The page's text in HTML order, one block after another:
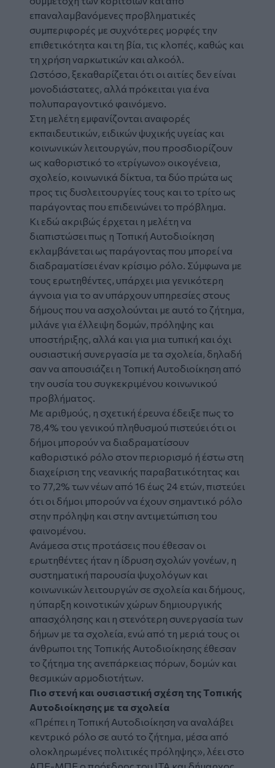
επαναλαμβανόμενες προβληματικές
συμπεριφορές με συχνότερες μορφές την
επιθετικότητα και τη βία, τις κλοπές, καθώς και
τη χρήση ναρκωτικών και αλκοόλ.
Ωστόσο, ξεκαθαρίζεται ότι οι αιτίες δεν είναι
μονοδιάστατες, αλλά πρόκειται για ένα
πολυπαραγοντικό φαινόμενο.
Στη μελέτη εμφανίζονται αναφορές
εκπαιδευτικών, ειδικών ψυχικής υγείας και
κοινωνικών λειτουργών, που προσδιορίζουν
ως καθοριστικό το «τρίγωνο» οικογένεια,
σχολείο, κοινωνικά δίκτυα, τα δύο πρώτα ως
προς τις δυσλειτουργίες τους και το τρίτο ως
παράγοντας που επιδεινώνει το πρόβλημα.
Κι εδώ ακριβώς έρχεται η μελέτη να
διαπιστώσει πως η Τοπική Αυτοδιοίκηση
εκλαμβάνεται ως παράγοντας που μπορεί να
διαδραματίσει έναν κρίσιμο ρόλο. Σύμφωνα με
τους ερωτηθέντες, υπάρχει μια γενικότερη
άγνοια για το αν υπάρχουν υπηρεσίες στους
δήμους που να ασχολούνται με αυτό το ζήτημα,
μιλάνε για έλλειψη δομών, πρόληψης και
υποστήριξης, αλλά και για μια τυπική και όχι
ουσιαστική συνεργασία με τα σχολεία, δηλαδή
σαν να απουσιάζει η Τοπική Αυτοδιοίκηση από
την ουσία του συγκεκριμένου κοινωνικού
προβλήματος.
Με αριθμούς, η σχετική έρευνα έδειξε πως το
78,4% του γενικού πληθυσμού πιστεύει ότι οι
δήμοι μπορούν να διαδραματίσουν
καθοριστικό ρόλο στον περιορισμό ή έστω στη
διαχείριση της νεανικής παραβατικότητας και
το 77,2% των νέων από 16 έως 24 ετών, πιστεύει
ότι οι δήμοι μπορούν να έχουν σημαντικό ρόλο
στην πρόληψη και στην αντιμετώπιση του
φαινομένου.
Ανάμεσα στις προτάσεις που έθεσαν οι
ερωτηθέντες ήταν η ίδρυση σχολών γονέων, η
συστηματική παρουσία ψυχολόγων και
κοινωνικών λειτουργών σε σχολεία και δήμους,
η ύπαρξη κοινοτικών χώρων δημιουργικής
απασχόλησης και η στενότερη συνεργασία των
δήμων με τα σχολεία, ενώ από τη μεριά τους οι
άνθρωποι της Τοπικής Αυτοδιοίκησης έθεσαν
το ζήτημα της ανεπάρκειας πόρων, δομών και
θεσμικών αρμοδιοτήτων.
Πιο στενή και ουσιαστική σχέση της Τοπικής
Αυτοδιοίκησης με τα σχολεία
«Πρέπει η Τοπική Αυτοδιοίκηση να αναλάβει
κεντρικό ρόλο σε αυτό το ζήτημα, μέσα από
ολοκληρωμένες πολιτικές πρόληψης», λέει στο